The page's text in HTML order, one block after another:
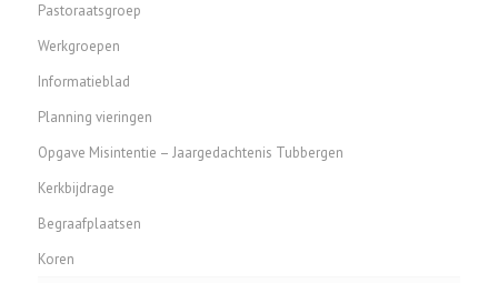
Pastoraatsgroep
Werkgroepen
Informatieblad
Planning vieringen
Opgave Misintentie – Jaargedachtenis Tubbergen
Kerkbijdrage
Begraafplaatsen
Koren